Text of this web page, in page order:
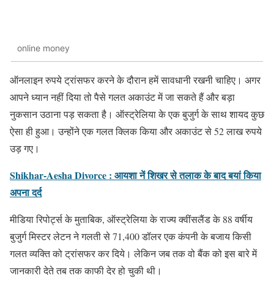
online money
ऑनलाइन रुपये ट्रांसफर करने के दौरान हमें सावधानी रखनी चाहिए। अगर
आपने ध्यान नहीं दिया तो पैसे गलत अकाउंट में जा सकते हैं और बड़ा
नुकसान उठाना पड़ सकता है। ऑस्ट्रेलिया के एक बुजुर्ग के साथ शायद कुछ
ऐसा ही हुआ। उन्होंने एक गलत क्लिक किया और अकाउंट से 52 लाख रुपये
उड़ गए।
Shikhar-Aesha Divorce : आयशा नें शिखर से तलाक के बाद बयां किया
अपना दर्द
मीडिया रिपोर्ट्स के मुताबिक, ऑस्ट्रेलिया के राज्य क्वींसलैंड के 88 वर्षीय
बुजुर्ग मिस्टर लेटन ने गलती से 71,400 डॉलर एक कंपनी के बजाय किसी
गलत व्यक्ति को ट्रांसफर कर दिये। लेकिन जब तक वो बैंक को इस बारे में
जानकारी देते तब तक काफी देर हो चुकी थी।